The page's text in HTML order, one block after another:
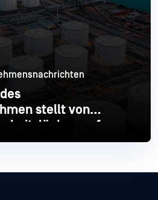
stellt von
auf
um